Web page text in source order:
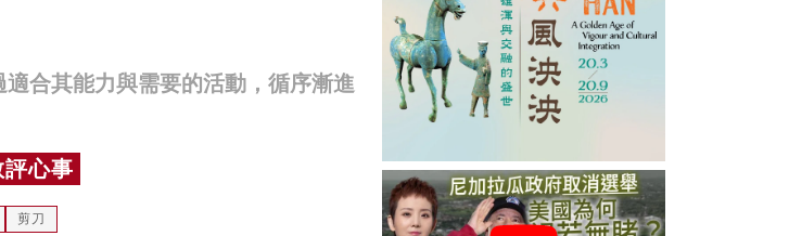
合其能力與需要的活動，循序漸進
評心事
剪刀